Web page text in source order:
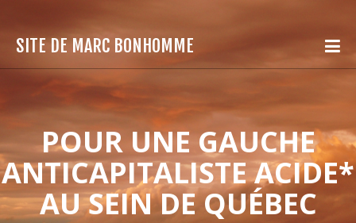
SITE DE MARC BONHOMME
POUR UNE GAUCHE
ANTICAPITALISTE ACIDE*
AU SEIN DE QUÉBEC